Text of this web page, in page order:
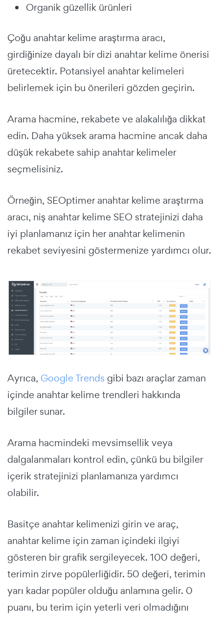
Organik güzellik ürünleri
Çoğu anahtar kelime araştırma aracı,
girdiğinize dayalı bir dizi anahtar kelime önerisi
üretecektir. Potansiyel anahtar kelimeleri
belirlemek için bu önerileri gözden geçirin.
Arama hacmine, rekabete ve alakalılığa dikkat
edin. Daha yüksek arama hacmine ancak daha
düşük rekabete sahip anahtar kelimeler
seçmelisiniz.
Örneğin, SEOptimer anahtar kelime araştırma
aracı, niş anahtar kelime SEO stratejinizi daha
iyi planlamanız için her anahtar kelimenin
rekabet seviyesini göstermenize yardımcı olur.
Ayrıca, Google Trends gibi bazı araçlar zaman
içinde anahtar kelime trendleri hakkında
bilgiler sunar.
Arama hacmindeki mevsimsellik veya
dalgalanmaları kontrol edin, çünkü bu bilgiler
içerik stratejinizi planlamanıza yardımcı
olabilir.
Basitçe anahtar kelimenizi girin ve araç,
anahtar kelime için zaman içindeki ilgiyi
gösteren bir grafik sergileyecek. 100 değeri,
terimin zirve popülerliğidir. 50 değeri, terimin
yarı kadar popüler olduğu anlamına gelir. 0
puanı, bu terim için yeterli veri olmadığını